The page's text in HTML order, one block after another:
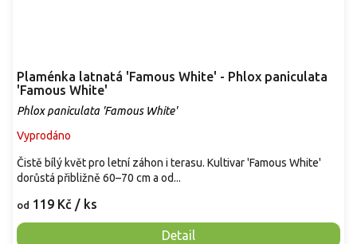
Plaménka latnatá 'Famous White' - Phlox paniculata
'Famous White'
Phlox paniculata 'Famous White'
Vyprodáno
od 119 Kč / ks
Detail
Čistě bílý květ pro letní záhon i terasu. Kultivar 'Famous White'
dorůstá přibližně 60–70 cm a od...